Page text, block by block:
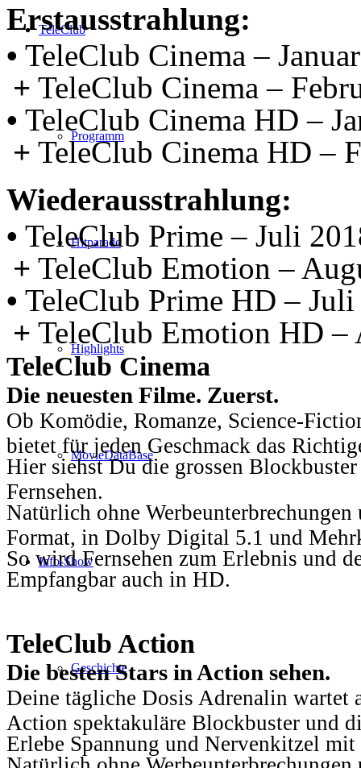
TeleClub
Programm
Hitparade
Highlights
MovieDataBase
Info-Show
Geschichte
Erstausstrahlung:
• TeleClub Cinema –
+ TeleClub Cinema –
• TeleClub Cinema HD –
+ TeleClub Cinema HD –
Wiederausstrahlung:
• TeleClub Prime – Juli
+ TeleClub Emotion –
• TeleClub Prime HD –
+ TeleClub Emotion HD –
TeleClub Cinema
Die neuesten Filme. Zuerst.
Ob Komödie, Romanze, Science-
bietet für jeden Geschmack das
Hier siehst Du die grossen
Fernsehen.
Natürlich ohne
Format, in Dolby Digital 5.1 und
So wird Fernsehen zum Erlebnis und
Empfangbar auch in HD.
TeleClub Action
Die besten Stars in Action sehen.
Deine tägliche Dosis Adrenalin wartet
Action spektakuläre Blockbuster und
Erlebe Spannung und Nervenkitzel